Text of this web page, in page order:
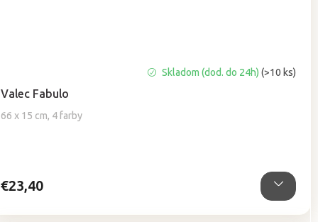
Valec Fabulo
66 x 15 cm, 4 farby
hodnotenie
produktu
je
Skladom (dod. do 24h)(>10 ks)
€23,40